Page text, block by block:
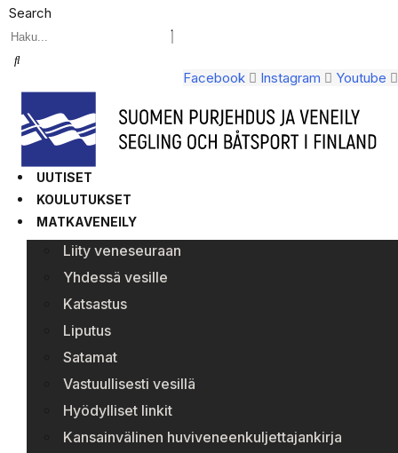
Search
Facebook Instagram Youtube
UUTISET
KOULUTUKSET
MATKAVENEILY
Liity veneseuraan
Yhdessä vesille
Katsastus
Liputus
Satamat
Vastuullisesti vesillä
Hyödylliset linkit
Kansainvälinen huviveneenkuljettajankirja